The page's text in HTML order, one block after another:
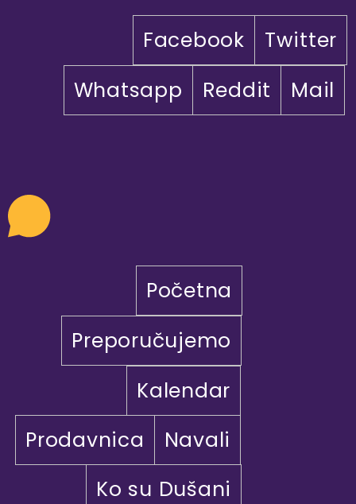
Facebook
Twitter
Whatsapp
Reddit Mail
Početna
Preporučujemo
Kalendar
Prodavnica
Navali
Ko su Dušani